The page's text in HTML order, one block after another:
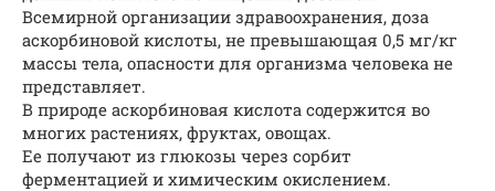
Всемирной организации здравоохранения, доза
аскорбиновой кислоты, не превышающая 0,5 мг/кг
массы тела, опасности для организма человека не
представляет.
В природе аскорбиновая кислота содержится во
многих растениях, фруктах, овощах.
Ее получают из глюкозы через сорбит
ферментацией и химическим окислением.